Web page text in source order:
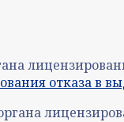
отказа в